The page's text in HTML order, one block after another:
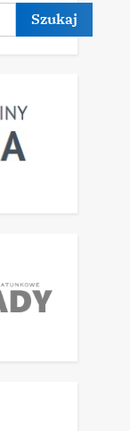
Szukaj